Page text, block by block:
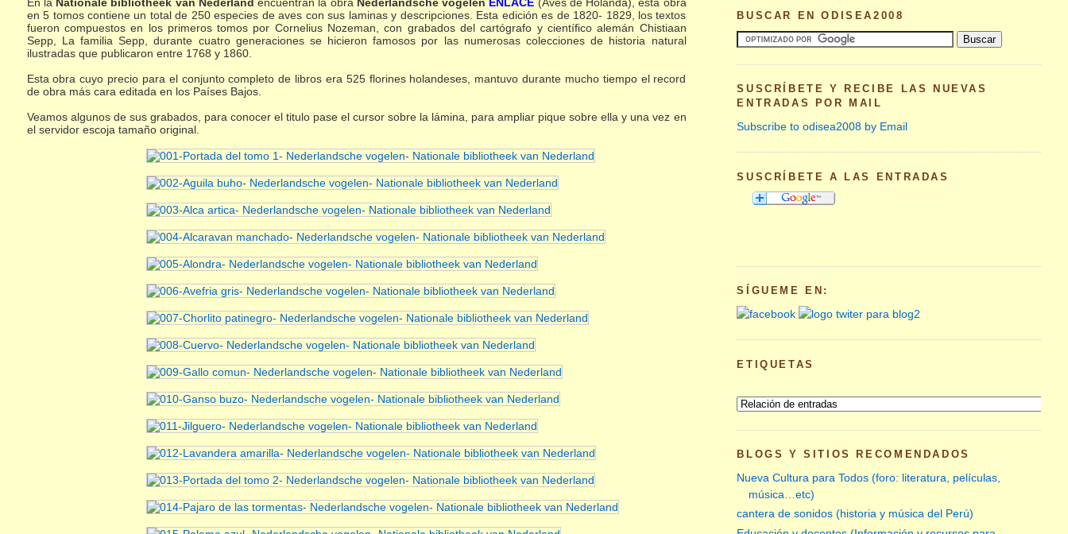
en 5 tomos contiene un total de 250 especies de aves con sus laminas y descripciones. Esta edición es de 1820- 1829, los textos
fueron compuestos en los primeros tomos por Cornelius Nozeman, con grabados del cartógrafo y científico alemán Chistiaan
Sepp, La familia Sepp, durante cuatro generaciones se hicieron famosos por las numerosas colecciones de historia natural
ilustradas que publicaron entre 1768 y 1860.
Esta obra cuyo precio para el conjunto completo de libros era 525 florines holandeses, mantuvo durante mucho tiempo el record
de obra más cara editada en los Países Bajos.
Veamos algunos de sus grabados, para conocer el titulo pase el cursor sobre la lámina, para ampliar pique sobre ella y una vez en
el servidor escoja tamaño original.
BUSCAR EN ODISEA2008
SUSCRÍBETE Y RECIBE LAS NUEVAS
ENTRADAS POR MAIL
Subscribe to odisea2008 by Email
SUSCRÍBETE A LAS ENTRADAS
SÍGUEME EN:
ETIQUETAS
BLOGS Y SITIOS RECOMENDADOS
Nueva Cultura para Todos (foro: literatura, películas,
música…etc)
cantera de sonidos (historia y música del Perú)